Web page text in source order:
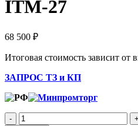
ITM-27
68 500 ₽
Итоговая стоимость зависит от
ЗАПРОС ТЗ и КП